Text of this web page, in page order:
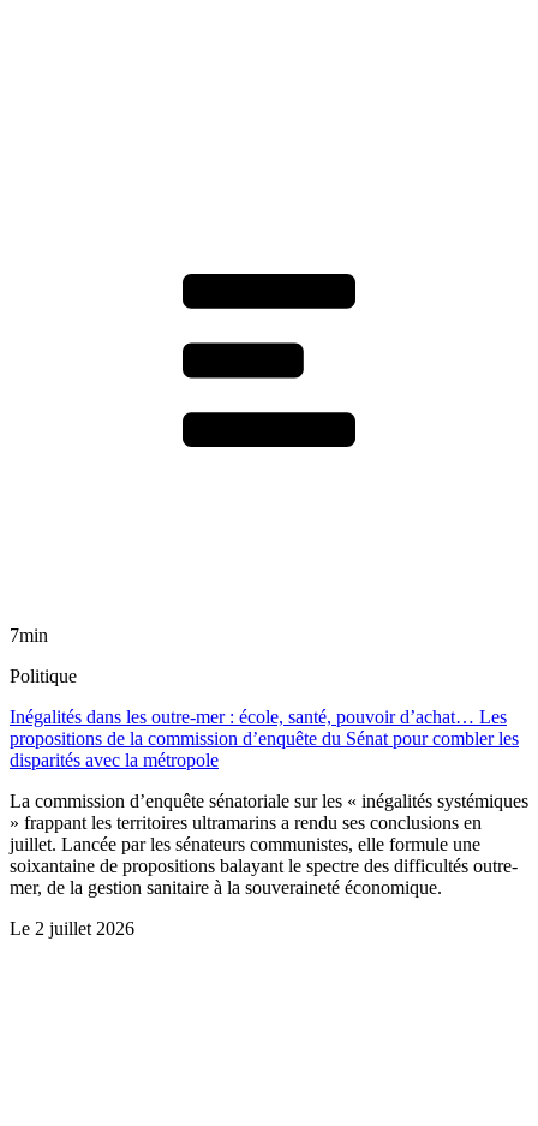
7min
Politique
Inégalités dans les outre-mer : école, santé, pouvoir d’achat… Les
propositions de la commission d’enquête du Sénat pour combler les
disparités avec la métropole
La commission d’enquête sénatoriale sur les « inégalités systémiques
» frappant les territoires ultramarins a rendu ses conclusions en
juillet. Lancée par les sénateurs communistes, elle formule une
soixantaine de propositions balayant le spectre des difficultés outre-
mer, de la gestion sanitaire à la souveraineté économique.
Le 2 juillet 2026